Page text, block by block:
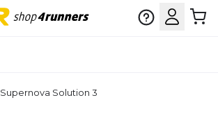
Supernova Solution 3